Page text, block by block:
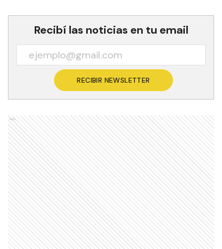
Recibí las noticias en tu email
RECIBIR NEWSLETTER
Ads